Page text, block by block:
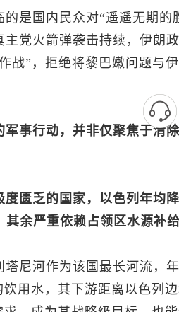
的是国内民众对“遥遥无期
主党火箭弹袭击持续，伊朗
战”，拒绝将黎巴嫩问题与
军事行动，并非仅聚焦于清
度匮乏的国家，以色列年均
其余严重依赖占领区水源补
塔尼河作为该国最长河流，
饮用水，其下游距离以色列